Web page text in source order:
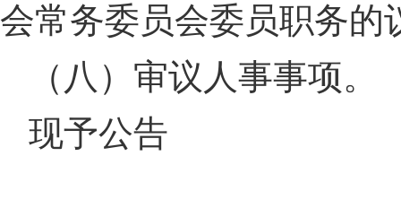
会常务委员会委员职务的
（八）审议人事事项。
现予公告